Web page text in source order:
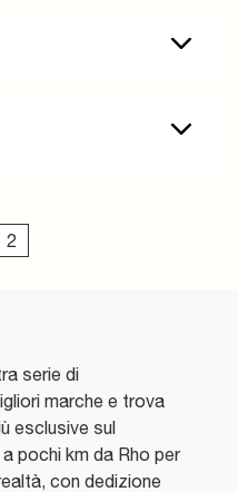
2
serie di
marche e trova
esclusive sul
pochi km da Rho per
con dedizione